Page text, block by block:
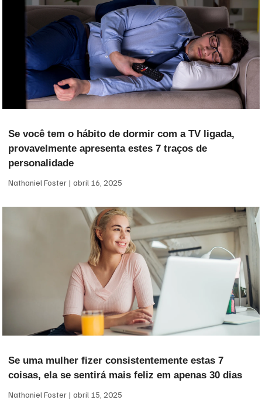
Se você tem o hábito de dormir com a TV ligada,
provavelmente apresenta estes 7 traços de
personalidade
Nathaniel Foster abril 16, 2025
Se uma mulher fizer consistentemente estas 7
coisas, ela se sentirá mais feliz em apenas 30 dias
Nathaniel Foster abril 15, 2025